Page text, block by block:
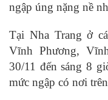
ngập úng nặng nề
Tại Nha Trang ở
Vĩnh Phương,
30/11 đến sáng 8
mức ngập có nơi